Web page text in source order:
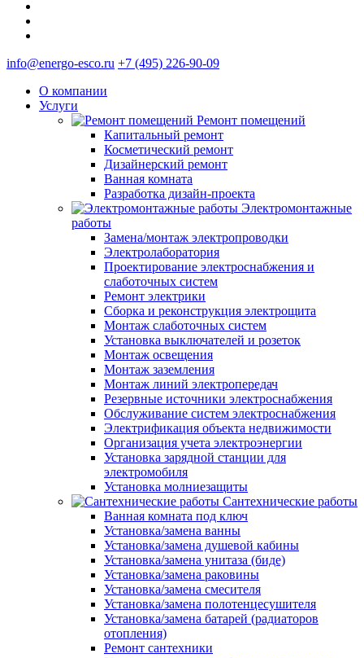
info@energo-esco.ru +7 (495) 226-90-09
О компании
Услуги
Ремонт помещений
Капитальный ремонт
Косметический ремонт
Дизайнерский ремонт
Ванная комната
Разработка дизайн-проекта
Электромонтажные
работы
Замена/монтаж электропроводки
Электролаборатория
Проектирование электроснабжения и
слаботочных систем
Ремонт электрики
Сборка и реконструкция электрощита
Монтаж слаботочных систем
Установка выключателей и розеток
Монтаж освещения
Монтаж заземления
Монтаж линий электропередач
Резервные источники электроснабжения
Обслуживание систем электроснабжения
Электрификация объекта недвижимости
Организация учета электроэнергии
Установка зарядной станции для
электромобиля
Установка молниезащиты
Сантехнические работы
Ванная комната под ключ
Установка/замена ванны
Установка/замена душевой кабины
Установка/замена унитаза (биде)
Установка/замена раковины
Установка/замена смесителя
Установка/замена полотенцесушителя
Установка/замена батарей (радиаторов
отопления)
Ремонт сантехники